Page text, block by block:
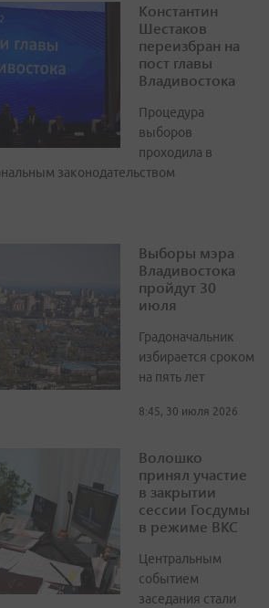
Константин
Шестаков
переизбран на
пост главы
Владивостока
Процедура
выборов
проходила в
законодательством
Выборы мэра
Владивостока
пройдут 30
июля
Градоначальник
избирается сроком
на пять лет
8:45, 30 июля 2026
Волошко
принял участие
в закрытии
сессии Госдумы
в режиме ВКС
Центральным
событием
заседания стали